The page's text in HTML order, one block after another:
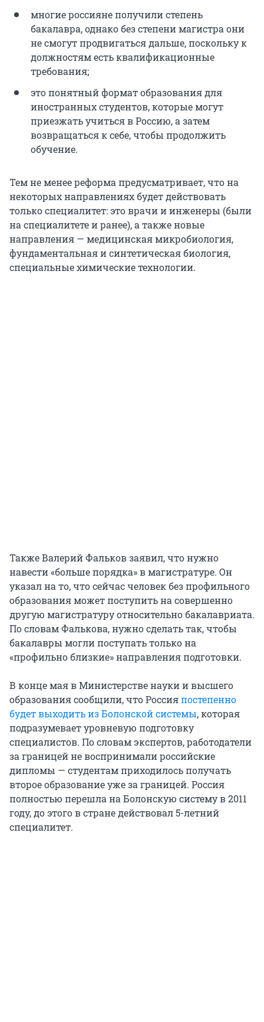
многие россияне получили степень
бакалавра, однако без степени магистра они
не смогут продвигаться дальше, поскольку к
должностям есть квалификационные
требования;
это понятный формат образования для
иностранных студентов, которые могут
приезжать учиться в Россию, а затем
возвращаться к себе, чтобы продолжить
обучение.
Тем не менее реформа предусматривает, что на
некоторых направлениях будет действовать
только специалитет: это врачи и инженеры (были
на специалитете и ранее), а также новые
направления — медицинская микробиология,
фундаментальная и синтетическая биология,
специальные химические технологии.
Также Валерий Фальков заявил, что нужно
навести «больше порядка» в магистратуре. Он
указал на то, что сейчас человек без профильного
образования может поступить на совершенно
другую магистратуру относительно бакалавриата.
По словам Фалькова, нужно сделать так, чтобы
бакалавры могли поступать только на
«профильно близкие» направления подготовки.
В конце мая в Министерстве науки и высшего
образования сообщили, что Россияпостепенно
будет выходить из Болонской системы, которая
подразумевает уровневую подготовку
специалистов. По словам экспертов, работодатели
за границей не воспринимали российские
дипломы — студентам приходилось получать
второе образование уже за границей. Россия
полностью перешла на Болонскую систему в 2011
году, до этого в стране действовал 5-летний
специалитет.